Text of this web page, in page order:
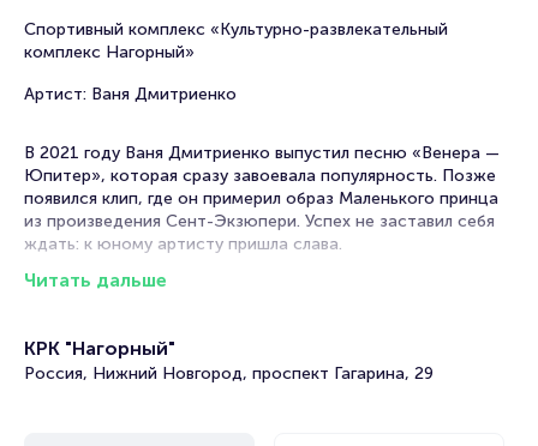
Спортивный комплекс «Культурно-развлекательный
комплекс Нагорный»
Артист: Ваня Дмитриенко
В 2021 году Ваня Дмитриенко выпустил песню «Венера —
Юпитер», которая сразу завоевала популярность. Позже
появился клип, где он примерил образ Маленького принца
из произведения Сент-Экзюпери. Успех не заставил себя
ждать: к юному артисту пришла слава.
Его творческая карьера начала стремительно набирать
отправился в масштабный тур по всей России и начал
собирать стадионы. Музыка Вани Дмитриенко нашла
Читать дальше
КРК "Нагорный"
Россия, Нижний Новгород, проспект Гагарина, 29